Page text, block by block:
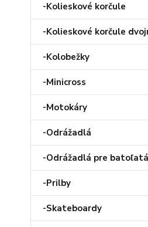
-Kolieskové korčule
-Kolieskové korčule
-Kolobežky
-Minicross
-Motokáry
-Odrážadlá
-Odrážadlá pre batoľatá
-Prilby
-Skateboardy